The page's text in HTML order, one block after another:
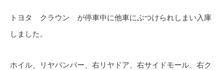
トヨタ クラウン が停車中に他車にぶつけられしまい入庫
しました。
ホイル、リヤバンパー、右リヤドア、右サイドモール、右ク